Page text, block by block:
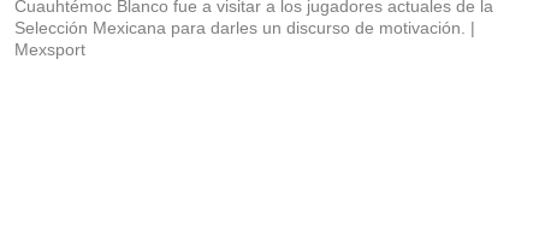
Cuauhtémoc Blanco fue a visitar a los jugadores actuales de la
Selección Mexicana para darles un discurso de motivación.
Mexsport